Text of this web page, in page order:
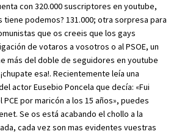
con 320.000 suscriptores en youtube,
tiene podemos? 131.000; otra sorpresa para
que os creeis que los gays
de votaros a vosotros o al PSOE, un
más del doble de seguidores en youtube
esa!. Recientemente leía una
actor Eusebio Poncela que decía: «Fui
por maricón a los 15 años», puedes
Se os está acabando el chollo a la
cada vez son mas evidentes vuestras